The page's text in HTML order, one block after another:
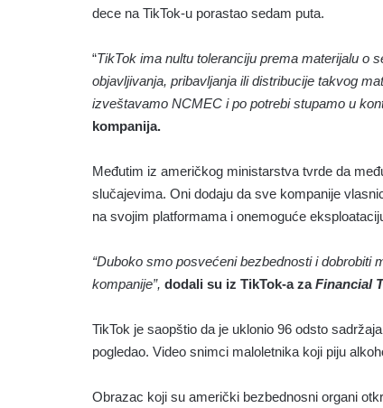
dece na TikTok-u porastao sedam puta.
“TikTok ima nultu toleranciju prema materijalu o
objavljivanja, pribavljanja ili distribucije takvog
izveštavamo NCMEC i po potrebi stupamo u
kompanija.
Međutim iz američkog ministarstva tvrde da
slučajevima. Oni dodaju da sve kompanije
na svojim platformama i onemoguće
“Duboko smo posvećeni bezbednosti i dobrobiti
kompanije”, dodali su iz TikTok-a zaFinancial
TikTok je saopštio da je uklonio 96 odsto
pogledao. Video snimci maloletnika koji piju
Obrazac koji su američki bezbednosni organi